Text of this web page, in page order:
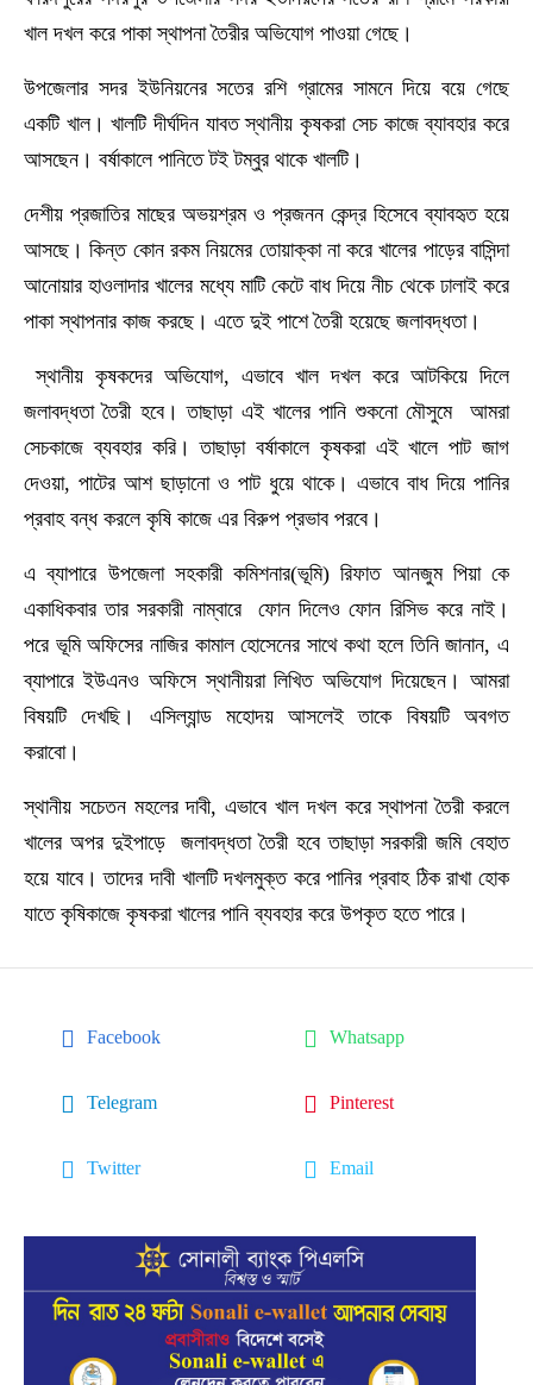
খাল দখল করে পাকা স্থাপনা তৈরীর অভিযোগ পাওয়া গেছে।
উপজেলার সদর ইউনিয়নের সতের রশি গ্রামের সামনে দিয়ে বয়ে গেছে
একটি খাল। খালটি দীর্ঘদিন যাবত স্থানীয় কৃষকরা সেচ কাজে ব্যাবহার করে
আসছেন। বর্ষাকালে পানিতে টই টম্বুর থাকে খালটি।
দেশীয় প্রজাতির মাছের অভয়শ্রম ও প্রজনন কেন্দ্র হিসেবে ব্যাবহৃত হয়ে
আসছে। কিন্ত কোন রকম নিয়মের তোয়াক্কা না করে খালের পাড়ের বাসিন্দা
আনোয়ার হাওলাদার খালের মধ্যে মাটি কেটে বাধ দিয়ে নীচ থেকে ঢালাই করে
পাকা স্থাপনার কাজ করছে। এতে দুই পাশে তৈরী হয়েছে জলাবদ্ধতা।
স্থানীয় কৃষকদের অভিযোগ, এভাবে খাল দখল করে আটকিয়ে দিলে
জলাবদ্ধতা তৈরী হবে। তাছাড়া এই খালের পানি শুকনো মৌসুমে আমরা
সেচকাজে ব্যবহার করি। তাছাড়া বর্ষাকালে কৃষকরা এই খালে পাট জাগ
দেওয়া, পাটের আশ ছাড়ানো ও পাট ধুয়ে থাকে। এভাবে বাধ দিয়ে পানির
প্রবাহ বন্ধ করলে কৃষি কাজে এর বিরুপ প্রভাব পরবে।
এ ব্যাপারে উপজেলা সহকারী কমিশনার(ভূমি) রিফাত আনজুম পিয়া কে
একাধিকবার তার সরকারী নাম্বারে ফোন দিলেও ফোন রিসিভ করে নাই।
পরে ভূমি অফিসের নাজির কামাল হোসেনের সাথে কথা হলে তিনি জানান, এ
ব্যাপারে ইউএনও অফিসে স্থানীয়রা লিখিত অভিযোগ দিয়েছেন। আমরা
বিষয়টি দেখছি। এসিল্যান্ড মহোদয় আসলেই তাকে বিষয়টি অবগত
করাবো।
স্থানীয় সচেতন মহলের দাবী, এভাবে খাল দখল করে স্থাপনা তৈরী করলে
খালের অপর দুইপাড়ে জলাবদ্ধতা তৈরী হবে তাছাড়া সরকারী জমি বেহাত
হয়ে যাবে। তাদের দাবী খালটি দখলমুক্ত করে পানির প্রবাহ ঠিক রাখা হোক
যাতে কৃষিকাজে কৃষকরা খালের পানি ব্যবহার করে উপকৃত হতে পারে।
Facebook Whatsapp
Telegram Pinterest
Twitter Email